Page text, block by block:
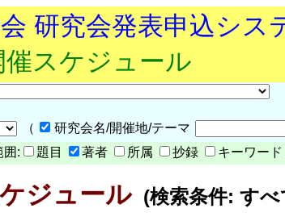
研究会発表申込シス
スケジュール
（
研究会名/開催地/テーマ
: 題目 著者 所属 抄録 キーワード
ジュール(検索条件: すべ